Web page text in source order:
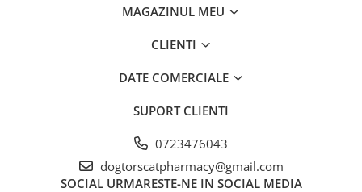
MAGAZINUL MEU
CLIENTI
DATE COMERCIALE
SUPORT CLIENTI
0723476043
dogtorscatpharmacy@gmail.com
SOCIAL URMARESTE-NE IN SOCIAL MEDIA